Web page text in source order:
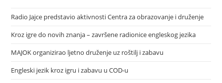
Radio Jajce predstavio aktivnosti Centra za obrazovanje i druženje
Kroz igre do novih znanja – završene radionice engleskog jezika
MAJOK organizirao ljetno druženje uz roštilj i zabavu
Engleski jezik kroz igru i zabavu u COD-u